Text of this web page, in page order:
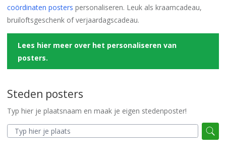
coördinaten posters personaliseren. Leuk als kraamcadeau,
bruiloftsgeschenk of verjaardagscadeau.
Lees hier meer over het personaliseren van
posters.
Steden posters
Typ hier je plaatsnaam en maak je eigen stedenposter!